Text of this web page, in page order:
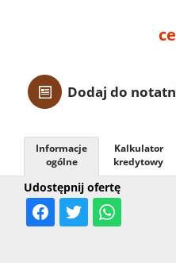
Dodaj do
Udostępnij ofertę
Informacje
ogólne
Kalkulator
kredytowy